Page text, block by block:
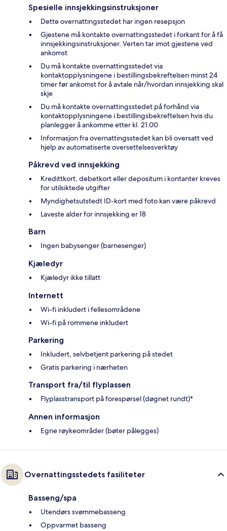
Spesielle innsjekkingsinstruksjoner
Dette overnattingsstedet har ingen resepsjon
Gjestene må kontakte overnattingsstedet i forkant for å få
innsjekkingsinstruksjoner. Verten tar imot gjestene ved
ankomst
Du må kontakte overnattingsstedet via
kontaktopplysningene i bestillingsbekreftelsen minst 24
timer før ankomst for å avtale når/hvordan innsjekking skal
skje
Du må kontakte overnattingsstedet på forhånd via
kontaktopplysningene i bestillingsbekreftelsen hvis du
planlegger å ankomme etter kl. 21.00
Informasjon fra overnattingsstedet kan bli oversatt ved
hjelp av automatiserte oversettelsesverktøy
Påkrevd ved innsjekking
Kredittkort, debetkort eller depositum i kontanter kreves
for utilsiktede utgifter
Myndighetsutstedt ID-kort med foto kan være påkrevd
Laveste alder for innsjekking er 18
Barn
Ingen babysenger (barnesenger)
Kjæledyr
Kjæledyr ikke tillatt
Internett
Wi-fi inkludert i fellesområdene
Wi-fi på rommene inkludert
Parkering
Inkludert, selvbetjent parkering på stedet
Gratis parkering i nærheten
Transport fra/til flyplassen
Flyplasstransport på forespørsel (døgnet rundt)*
Annen informasjon
Egne røykeområder (bøter pålegges)
Overnattingsstedets fasiliteter
Basseng/spa
Utendørs svømmebasseng
Oppvarmet basseng